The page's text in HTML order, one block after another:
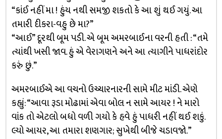
“કાંઈ નહીં મા ! હુંય નથી સમજી શકતો કે આ શું થઈ ગયું. આ
તમારી દીકરા-વહુ છે મા?”
“આઈ” દૂરથી બૂમ પડી. એ બૂમ અમરબાઈના વરની હતી : “તમે
ત્યાંથી ખસી જાવ. હું એ વેરાગણને અને આ ત્યાગીને પાધરાંદોર
કરું છું.”
અમરબાઈએ આ વચનો ઉચ્ચારનારની સામે મીટ માંડી. એણે
કહ્યું: “આવા રૂડા મોઢામાં એવા બોલ ન સામે આયર ! ને મારો
વાંક તો એટલો બધો વળી ગયો કે હવે હું પાધરી નહીં થઈ શકું.
લ્યો આયર, આ તમારા શણગાર; સુખેથી બીજે ચડાવજો.”